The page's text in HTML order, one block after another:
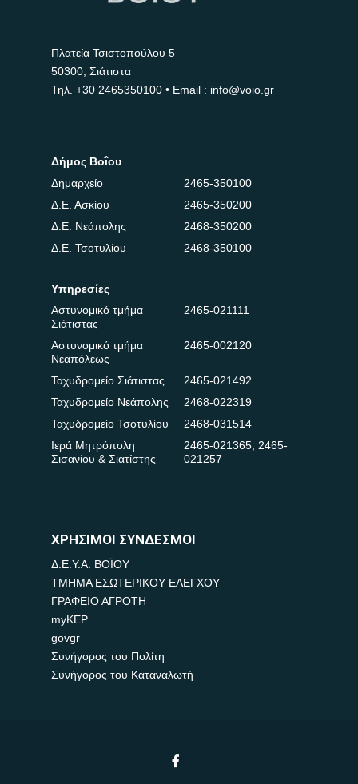
Πλατεία Τσιστοπούλου 5
50300, Σιάτιστα
Τηλ. +30 2465350100 • Email : info@voio.gr
Δήμος Βοΐου
Δημαρχείο
2465-350100
Δ.Ε. Ασκίου
2465-350200
Δ.Ε. Νεάπολης
2468-350200
Δ.Ε. Τσοτυλίου
2468-350100
Υπηρεσίες
Αστυνομικό τμήμα
Σιάτιστας
2465-021111
Αστυνομικό τμήμα
Νεαπόλεως
2465-002120
Ταχυδρομείο Σιάτιστας
2465-021492
Ταχυδρομείο Νεάπολης
2468-022319
Ταχυδρομείο Τσοτυλίου
2468-031514
Ιερά Μητρόπολη
Σισανίου & Σιατίστης
2465-021365, 2465-
021257
ΧΡΗΣΙΜΟΙ ΣΥΝΔΕΣΜΟΙ
Δ.Ε.Υ.Α. ΒΟΪΟΥ
ΤΜΗΜΑ ΕΣΩΤΕΡΙΚΟΥ ΕΛΕΓΧΟΥ
ΓΡΑΦΕΙΟ ΑΓΡΟΤΗ
myKEP
govgr
Συνήγορος του Πολίτη
Συνήγορος του Καταναλωτή